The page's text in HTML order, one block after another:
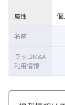
属性 個
名前
ラッコM&A
利用情報